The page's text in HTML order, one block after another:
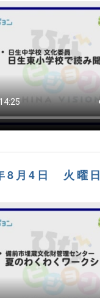
8月4日 火曜日